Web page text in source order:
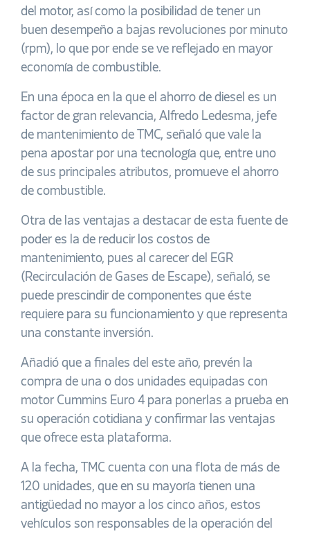
del motor, así como la posibilidad de tener un
buen desempeño a bajas revoluciones por minuto
(rpm), lo que por ende se ve reflejado en mayor
economía de combustible.
En una época en la que el ahorro de diesel es un
factor de gran relevancia, Alfredo Ledesma, jefe
de mantenimiento de TMC, señaló que vale la
pena apostar por una tecnología que, entre uno
de sus principales atributos, promueve el ahorro
de combustible.
Otra de las ventajas a destacar de esta fuente de
poder es la de reducir los costos de
mantenimiento, pues al carecer del EGR
(Recirculación de Gases de Escape), señaló, se
puede prescindir de componentes que éste
requiere para su funcionamiento y que representa
una constante inversión.
Añadió que a finales del este año, prevén la
compra de una o dos unidades equipadas con
motor Cummins Euro 4 para ponerlas a prueba en
su operación cotidiana y confirmar las ventajas
que ofrece esta plataforma.
A la fecha, TMC cuenta con una flota de más de
120 unidades, que en su mayoría tienen una
antigüedad no mayor a los cinco años, estos
vehículos son responsables de la operación del